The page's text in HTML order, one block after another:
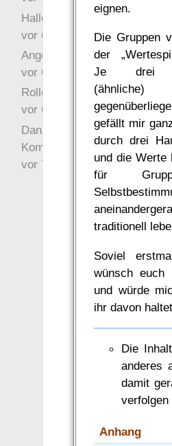
eignen.
Die Gruppen
der
Je drei
gefällt mir
durch drei
und die Werte
für
traditionell
Soviel
wünsch euch
und würde
ihr davon
Die
anderes
damit
Anhang
Hallo Drak
vor 6 Jahre 10 Wochen
Angefragt
vor 6 Jahre 10 Wochen
Rollenspielrunde
vor 6 Jahre 10 Wochen
Danke für Deinen
Kommentar!
vor 7 Jahre 22 Wochen